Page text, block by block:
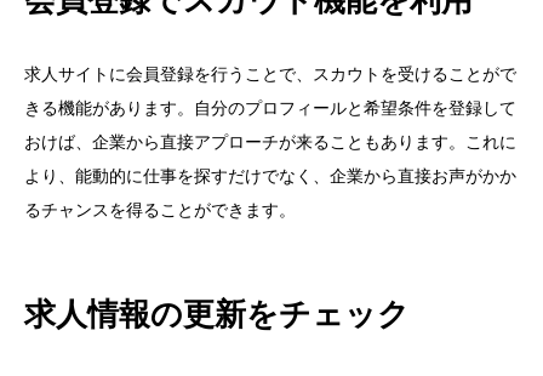
求人サイトに会員登録を行うことで、スカウトを受けることがで
きる機能があります。自分のプロフィールと希望条件を登録して
おけば、企業から直接アプローチが来ることもあります。これに
より、能動的に仕事を探すだけでなく、企業から直接お声がかか
るチャンスを得ることができます。
求人情報の更新をチェック